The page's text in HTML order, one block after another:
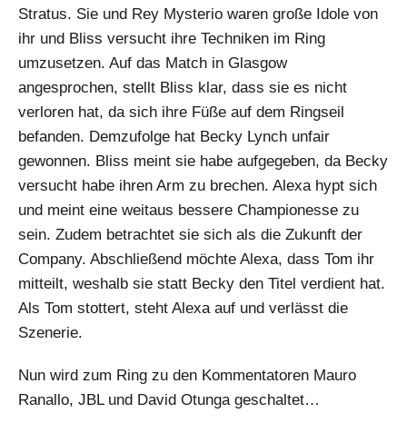
Stratus. Sie und Rey Mysterio waren große Idole von
ihr und Bliss versucht ihre Techniken im Ring
umzusetzen. Auf das Match in Glasgow
angesprochen, stellt Bliss klar, dass sie es nicht
verloren hat, da sich ihre Füße auf dem Ringseil
befanden. Demzufolge hat Becky Lynch unfair
gewonnen. Bliss meint sie habe aufgegeben, da Becky
versucht habe ihren Arm zu brechen. Alexa hypt sich
und meint eine weitaus bessere Championesse zu
sein. Zudem betrachtet sie sich als die Zukunft der
Company. Abschließend möchte Alexa, dass Tom ihr
mitteilt, weshalb sie statt Becky den Titel verdient hat.
Als Tom stottert, steht Alexa auf und verlässt die
Szenerie.
Nun wird zum Ring zu den Kommentatoren Mauro
Ranallo, JBL und David Otunga geschaltet…